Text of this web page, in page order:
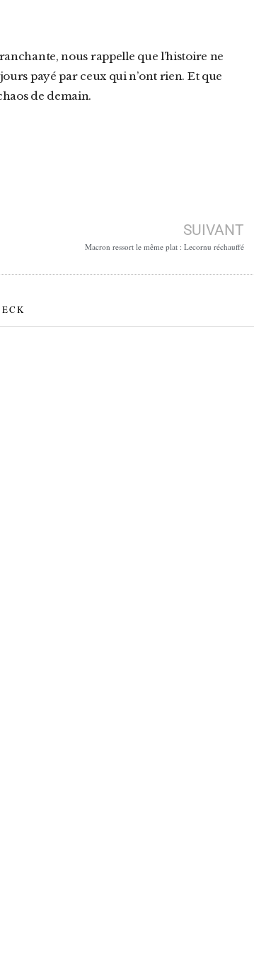
payé par ceux qui n’ont rien. Et que
de demain.
SUIVANT
Macron ressort le même plat : Lecornu réchauffé